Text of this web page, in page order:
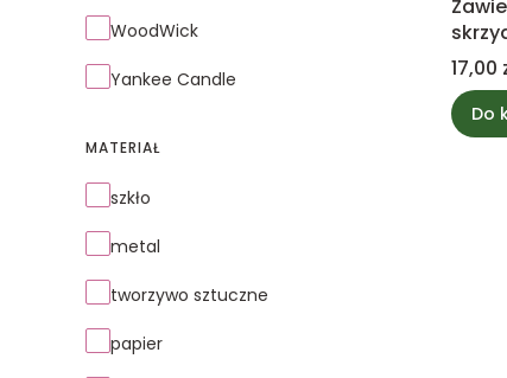
WoodWick
Yankee Candle
MATERIAŁ
Materiał
szkło
metal
tworzywo sztuczne
papier
Cena
17,00
Do